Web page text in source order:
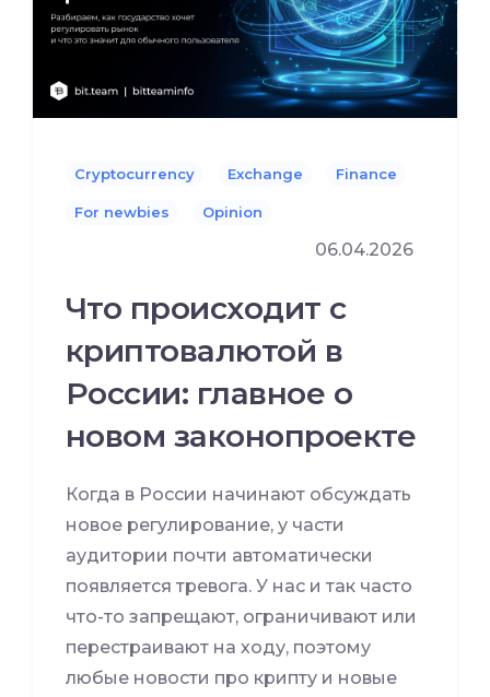
Cryptocurrency Exchange Finance
For newbies Opinion
06.04.2026
Что происходит с
криптовалютой в
России: главное о
новом законопроекте
Когда в России начинают обсуждать
новое регулирование, у части
аудитории почти автоматически
появляется тревога. У нас и так часто
что-то запрещают, ограничивают или
перестраивают на ходу, поэтому
любые новости про крипту и новые